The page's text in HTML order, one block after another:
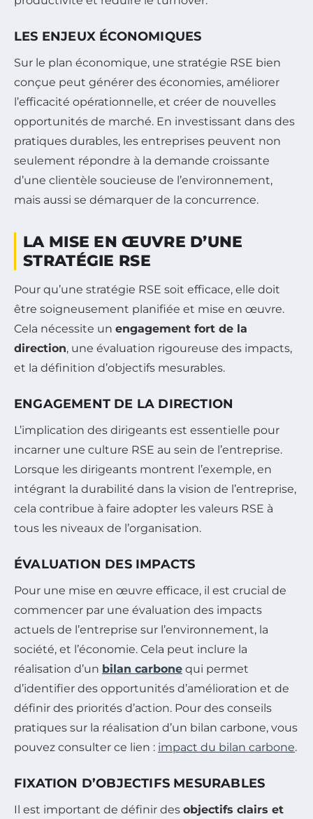
LES ENJEUX ÉCONOMIQUES
Sur le plan économique, une stratégie RSE bien
conçue peut générer des économies, améliorer
l’efficacité opérationnelle, et créer de nouvelles
opportunités de marché. En investissant dans des
pratiques durables, les entreprises peuvent non
seulement répondre à la demande croissante
d’une clientèle soucieuse de l’environnement,
mais aussi se démarquer de la concurrence.
LA MISE EN ŒUVRE D’UNE
STRATÉGIE RSE
Pour qu’une stratégie RSE soit efficace, elle doit
être soigneusement planifiée et mise en œuvre.
Cela nécessite un engagement fort de la
direction, une évaluation rigoureuse des impacts,
et la définition d’objectifs mesurables.
ENGAGEMENT DE LA DIRECTION
L’implication des dirigeants est essentielle pour
incarner une culture RSE au sein de l’entreprise.
Lorsque les dirigeants montrent l’exemple, en
intégrant la durabilité dans la vision de l’entreprise,
cela contribue à faire adopter les valeurs RSE à
tous les niveaux de l’organisation.
ÉVALUATION DES IMPACTS
Pour une mise en œuvre efficace, il est crucial de
commencer par une évaluation des impacts
actuels de l’entreprise sur l’environnement, la
société, et l’économie. Cela peut inclure la
réalisation d’un bilan carbone qui permet
d’identifier des opportunités d’amélioration et de
définir des priorités d’action. Pour des conseils
pratiques sur la réalisation d’un bilan carbone, vous
pouvez consulter ce lien : impact du bilan carbone.
FIXATION D’OBJECTIFS MESURABLES
Il est important de définir des objectifs clairs et